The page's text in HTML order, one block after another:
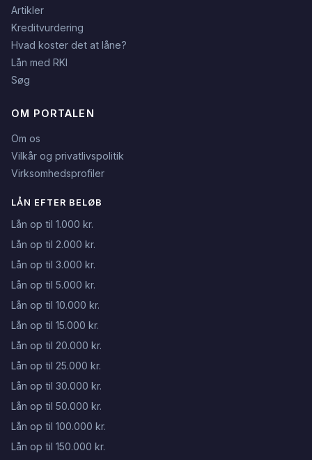
Artikler
Kreditvurdering
Hvad koster det at låne?
Lån med RKI
Søg
OM PORTALEN
Om os
Vilkår og privatlivspolitik
Virksomhedsprofiler
LÅN EFTER BELØB
Lån op til 1.000 kr.
Lån op til 2.000 kr.
Lån op til 3.000 kr.
Lån op til 5.000 kr.
Lån op til 10.000 kr.
Lån op til 15.000 kr.
Lån op til 20.000 kr.
Lån op til 25.000 kr.
Lån op til 30.000 kr.
Lån op til 50.000 kr.
Lån op til 100.000 kr.
Lån op til 150.000 kr.